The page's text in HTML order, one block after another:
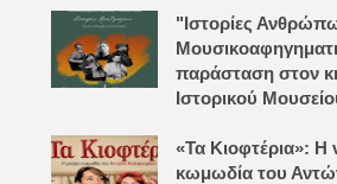
"Ιστορίες
παράσταση στον
Ιστορικού
«Τα Κιοφτέρια»: Η
κωμωδία του